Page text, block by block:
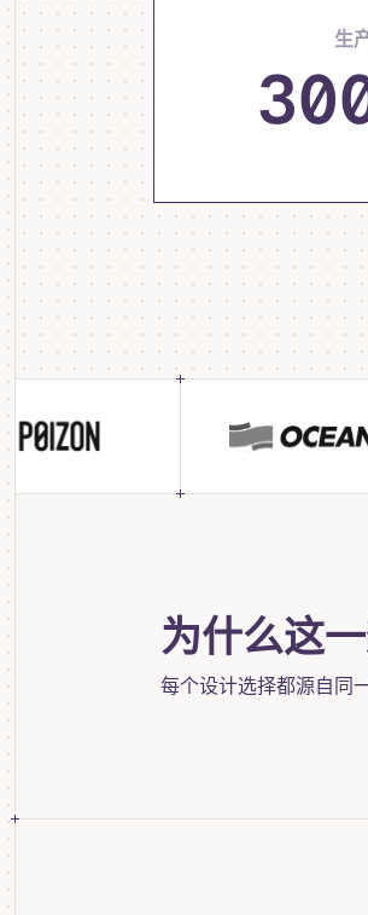
生
为什么这
每个设计选择都源自同